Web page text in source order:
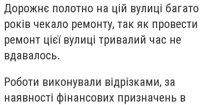
Дорожнє полотно на цій вулиці багато
років чекало ремонту, так як провести
ремонт цієї вулиці тривалий час не
вдавалось.
Роботи виконували відрізками, за
наявності фінансових призначень в